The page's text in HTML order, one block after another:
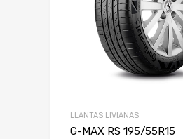
LLANTAS LIVIANAS
G-MAX RS 195/55R15